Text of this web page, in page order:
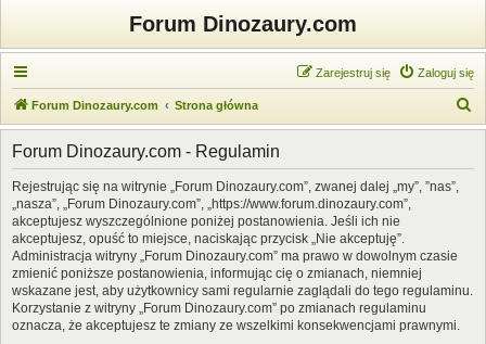
Forum Dinozaury.com
Zaloguj się
Zarejestruj się
Forum Dinozaury.com Strona główna
z
Forum Dinozaury.com - Regulamin
Rejestrując się na witrynie „Forum Dinozaury.com”, zwanej dalej „my”, ”nas”,
„nasza”, „Forum Dinozaury.com”, „https://www.forum.dinozaury.com”,
akceptujesz wyszczególnione poniżej postanowienia. Jeśli ich nie
akceptujesz, opuść to miejsce, naciskając przycisk „Nie akceptuję”.
Administracja witryny „Forum Dinozaury.com” ma prawo w dowolnym czasie
zmienić poniższe postanowienia, informując cię o zmianach, niemniej
wskazane jest, aby użytkownicy sami regularnie zaglądali do tego regulaminu.
Korzystanie z witryny „Forum Dinozaury.com” po zmianach regulaminu
oznacza, że akceptujesz te zmiany ze wszelkimi konsekwencjami prawnymi.